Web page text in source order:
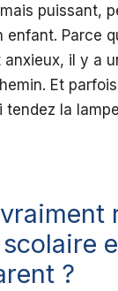
puissant,
enfant. Parce
il y a
Et
tendez la
scolaire
?